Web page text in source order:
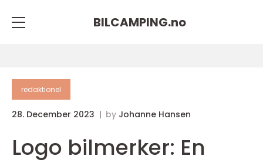
BILCAMPING.no
redaktionel
28. December 2023 by Johanne Hansen
Logo bilmerker: En